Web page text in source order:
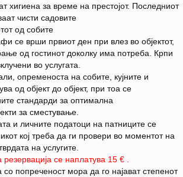
хигиена за време на престојот. Последниот
чисти садовите
од собите
се врши првиот ден при влез во објектот,
од гостинот доколку има потреба. Крпи
во услугата.
опременоста на собите, кујните и
од објект до објект, при тоа се
стандарди за оптимална
за сместување.
и личните податоци на патниците се
кој треба да ги провери во моментот на
на услугите.
се наплатува 15 € .
со попреченост мора да го најават степенот